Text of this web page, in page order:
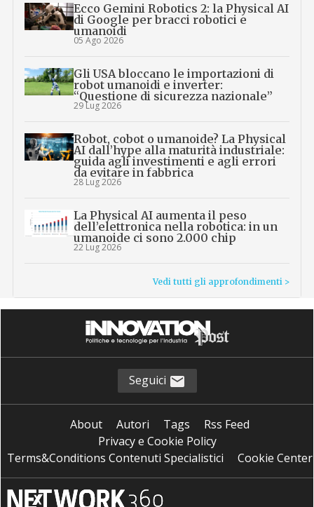
Ecco Gemini Robotics 2: la Physical AI
di Google per bracci robotici e
umanoidi
05 Ago 2026
Gli USA bloccano le importazioni di
robot umanoidi e inverter:
“Questione di sicurezza nazionale”
29 Lug 2026
Robot, cobot o umanoide? La Physical
AI dall’hype alla maturità industriale:
guida agli investimenti e agli errori
da evitare in fabbrica
28 Lug 2026
La Physical AI aumenta il peso
dell’elettronica nella robotica: in un
umanoide ci sono 2.000 chip
22 Lug 2026
Vedi tutti gli approfondimenti >
Seguici
About Autori Tags
Rss Feed
Privacy e Cookie Policy
Terms&Conditions Contenuti Specialistici
Cookie Center